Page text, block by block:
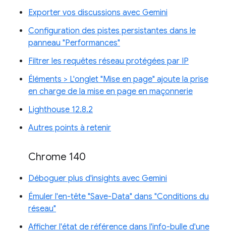
Exporter vos discussions avec Gemini
Configuration des pistes persistantes dans le
panneau "Performances"
Filtrer les requêtes réseau protégées par IP
Éléments > L'onglet "Mise en page" ajoute la prise
en charge de la mise en page en maçonnerie
Lighthouse 12.8.2
Autres points à retenir
Chrome 140
Déboguer plus d'insights avec Gemini
Émuler l'en-tête "Save-Data" dans "Conditions du
réseau"
Afficher l'état de référence dans l'info-bulle d'une